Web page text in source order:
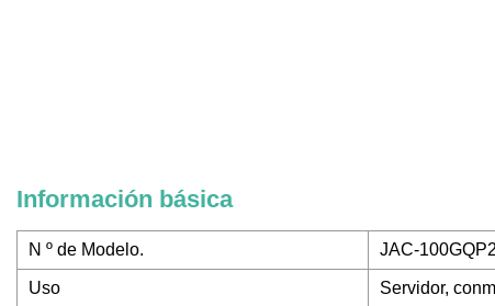
Información básica
N º de Modelo. JAC-
Uso Servidor,